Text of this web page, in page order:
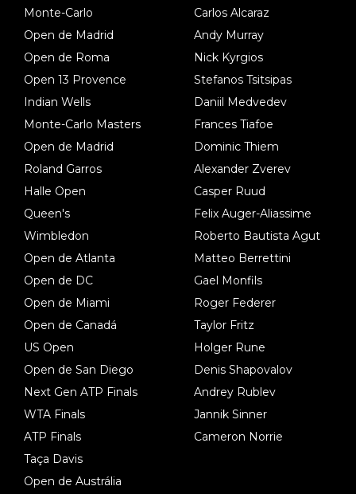
Monte-Carlo
Open de Madrid
Open de Roma
Open 13 Provence
Indian Wells
Monte-Carlo Masters
Open de Madrid
Roland Garros
Halle Open
Queen's
Wimbledon
Open de Atlanta
Open de DC
Open de Miami
Open de Canadá
US Open
Open de San Diego
Next Gen ATP Finals
WTA Finals
ATP Finals
Taça Davis
Open de Austrália
Carlos Alcaraz
Andy Murray
Nick Kyrgios
Stefanos Tsitsipas
Daniil Medvedev
Frances Tiafoe
Dominic Thiem
Alexander Zverev
Casper Ruud
Felix Auger-Aliassime
Roberto Bautista Agut
Matteo Berrettini
Gael Monfils
Roger Federer
Taylor Fritz
Holger Rune
Denis Shapovalov
Andrey Rublev
Jannik Sinner
Cameron Norrie